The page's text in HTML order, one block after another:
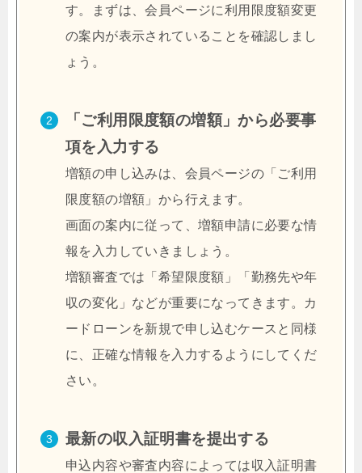
す。まずは、会員ページに利用限度額変更
の案内が表示されていることを確認しまし
ょう。
「ご利用限度額の増額」から必要事
項を入力する
増額の申し込みは、会員ページの「ご利用
限度額の増額」から行えます。
画面の案内に従って、増額申請に必要な情
報を入力していきましょう。
増額審査では「希望限度額」「勤務先や年
収の変化」などが重要になってきます。カ
ードローンを新規で申し込むケースと同様
に、正確な情報を入力するようにしてくだ
さい。
最新の収入証明書を提出する
申込内容や審査内容によっては収入証明書